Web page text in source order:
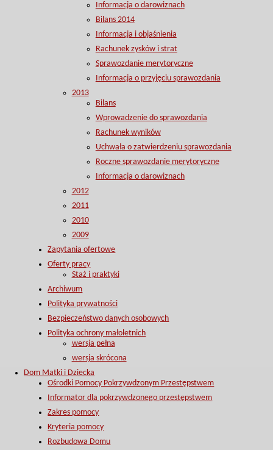
Informacja o darowiznach
Bilans 2014
Informacja i objaśnienia
Rachunek zysków i strat
Sprawozdanie merytoryczne
Informacja o przyjęciu sprawozdania
2013
Bilans
Wprowadzenie do sprawozdania
Rachunek wyników
Uchwała o zatwierdzeniu sprawozdania
Roczne sprawozdanie merytoryczne
Informacja o darowiznach
2012
2011
2010
2009
Zapytania ofertowe
Oferty pracy
Staż i praktyki
Archiwum
Polityka prywatności
Bezpieczeństwo danych osobowych
Polityka ochrony małoletnich
wersja pełna
wersja skrócona
Dom Matki i Dziecka
Ośrodki Pomocy Pokrzywdzonym Przestępstwem
Informator dla pokrzywdzonego przestępstwem
Zakres pomocy
Kryteria pomocy
Rozbudowa Domu